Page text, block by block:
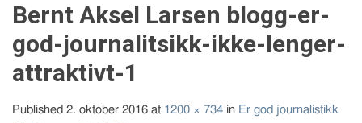
Bernt Aksel Larsen blogg-er-
god-journalitsikk-ikke-lenger-
attraktivt-1
Published 2. oktober 2016 at 1200 × 734 in Er god journalistikk